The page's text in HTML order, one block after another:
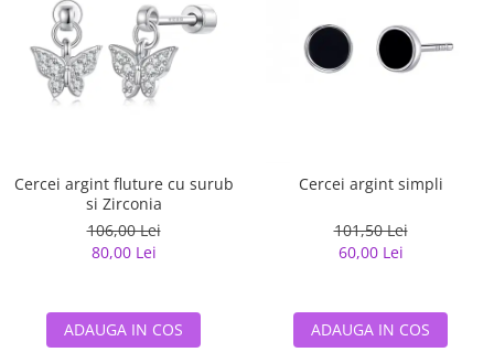
Cercei argint fluture cu surub
si Zirconia
106,00 Lei
80,00 Lei
ADAUGA IN COS
Cercei argint simpli
101,50 Lei
60,00 Lei
ADAUGA IN COS